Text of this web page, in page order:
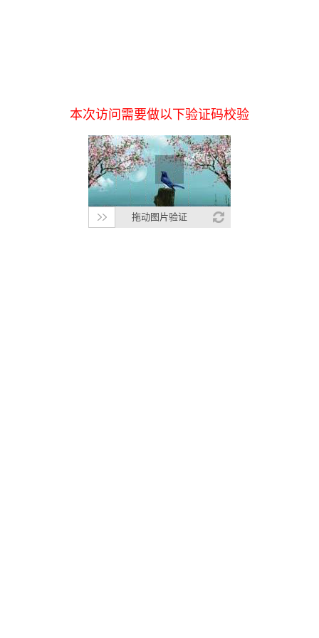
本次访问需要做以下验证码校验
拖动图片验证